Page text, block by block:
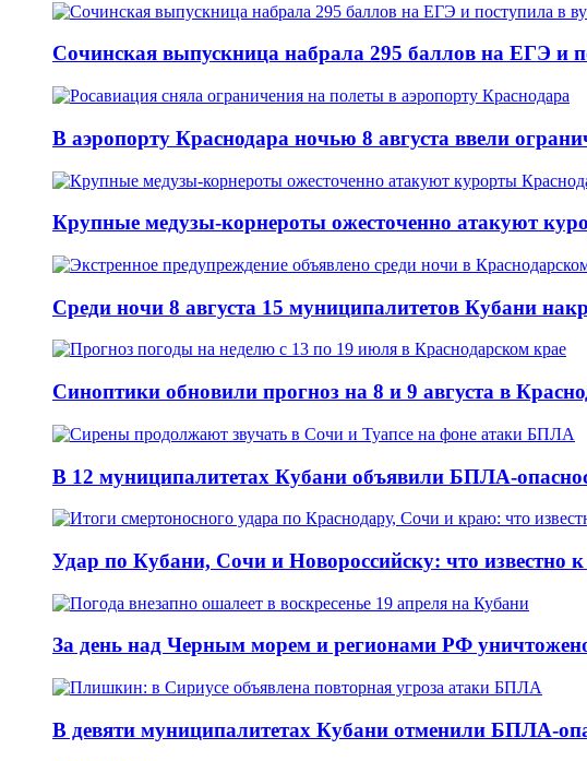
Сочинская выпускница набрала 295 баллов на ЕГЭ и
В аэропорту Краснодара ночью 8 августа ввели
Крупные медузы-корнероты ожесточенно атакуют
Среди ночи 8 августа 15 муниципалитетов Кубани
Синоптики обновили прогноз на 8 и 9 августа в
В 12 муниципалитетах Кубани объявили БПЛА-
Удар по Кубани, Сочи и Новороссийску: что известно к
За день над Черным морем и регионами РФ
В девяти муниципалитетах Кубани отменили БПЛА-